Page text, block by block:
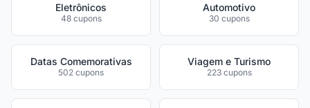
Eletrônicos
48 cupons
Automotivo
30 cupons
Datas Comemorativas
502 cupons
Viagem e Turismo
223 cupons